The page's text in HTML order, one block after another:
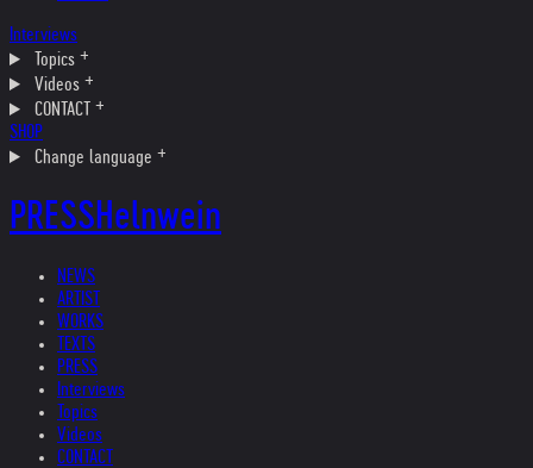
Interviews
Topics
Videos
CONTACT
SHOP
Change language
PRESSHelnwein
NEWS
ARTIST
WORKS
TEXTS
PRESS
Interviews
Topics
Videos
CONTACT